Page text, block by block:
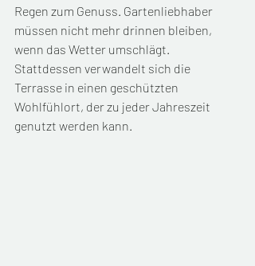
Regen zum Genuss. Gartenliebhaber
müssen nicht mehr drinnen bleiben,
wenn das Wetter umschlägt.
Stattdessen verwandelt sich die
Terrasse in einen geschützten
Wohlfühlort, der zu jeder Jahreszeit
genutzt werden kann.